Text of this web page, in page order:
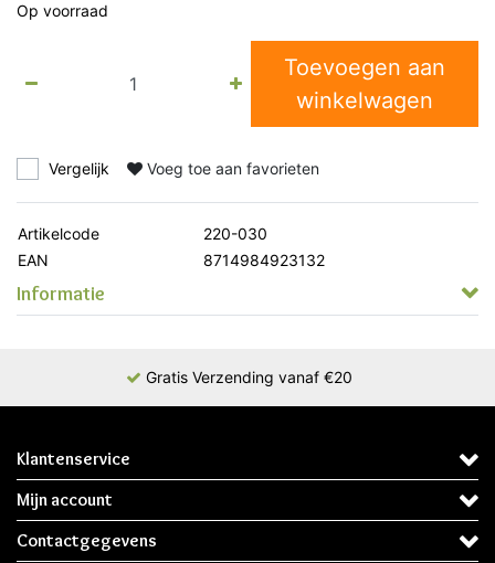
Op voorraad
Toevoegen aan
winkelwagen
Vergelijk Voeg toe aan favorieten
Artikelcode
220-030
EAN
8714984923132
Informatie
Gratis Verzending vanaf €20
Klantenservice
Mijn account
Contactgegevens